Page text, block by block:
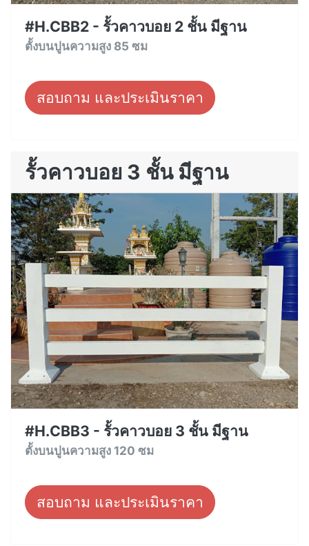
#H.CBB2 - รั้วคาวบอย 2 ชั้น มีฐาน
ตั้งบนปูนความสูง 85 ซม
สอบถาม และประเมินราคา
รั้วคาวบอย 3 ชั้น มีฐาน
#H.CBB3 - รั้วคาวบอย 3 ชั้น มีฐาน
ตั้งบนปูนความสูง 120 ซม
สอบถาม และประเมินราคา